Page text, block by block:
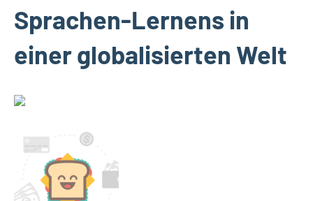
Sprachen-Lernens in
einer globalisierten Welt